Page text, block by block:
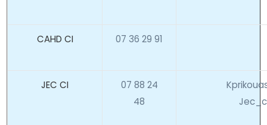
CAHD CI 07 36 29 91
JEC CI
07 88 24
48